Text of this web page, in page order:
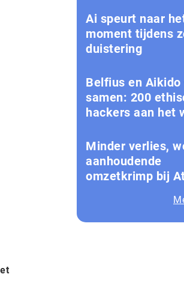
Ai speurt naar
moment tijdens
duis­te­ring
Belfius en Aikido
samen: 200
hackers aan het
Minder verlies,
aanhoudende
omzetkrimp bij